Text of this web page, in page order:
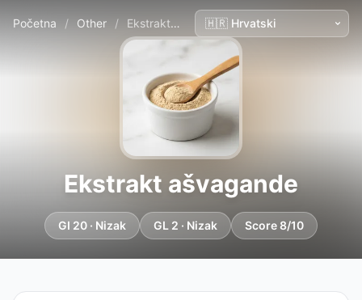
Početna / Other / Ekstrakt ašvagande
Ekstrakt ašvagande
GI 20 · Nizak GL 2 · Nizak Score 8/10